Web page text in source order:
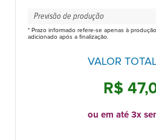
Previsão de produção
* Prazo informado refere-se apenas à
adicionado após a finalização.
VALOR
R$
ou em até 3x